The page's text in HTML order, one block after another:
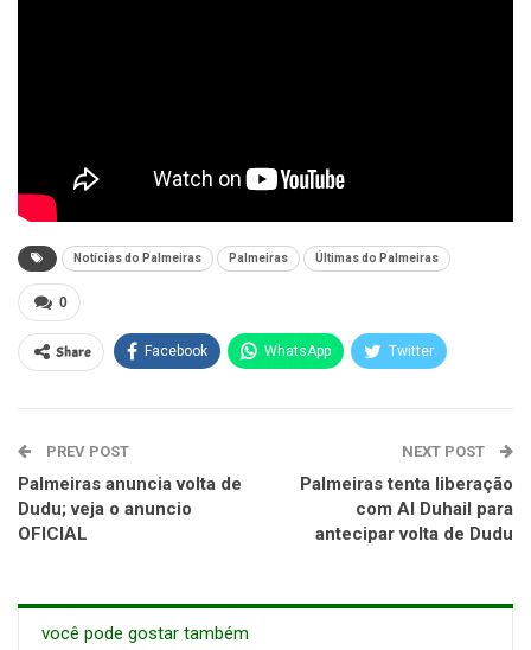
Notícias do Palmeiras Palmeiras Últimas do Palmeiras
0
Share Facebook WhatsApp Twitter
PREV POST
Palmeiras anuncia volta de
Dudu; veja o anuncio
OFICIAL
NEXT POST
Palmeiras tenta liberação
com Al Duhail para
antecipar volta de Dudu
você pode gostar também